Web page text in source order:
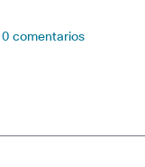
0 comentarios